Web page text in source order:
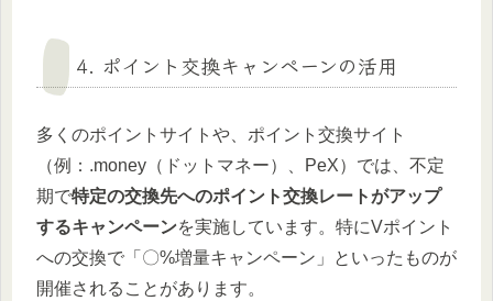
4. ポイント交換キャンペーンの活用
多くのポイントサイトや、ポイント交換サイト
（例：.money（ドットマネー）、PeX）では、不定
期で特定の交換先へのポイント交換レートがアップ
するキャンペーンを実施しています。特にVポイント
への交換で「〇%増量キャンペーン」といったものが
開催されることがあります。